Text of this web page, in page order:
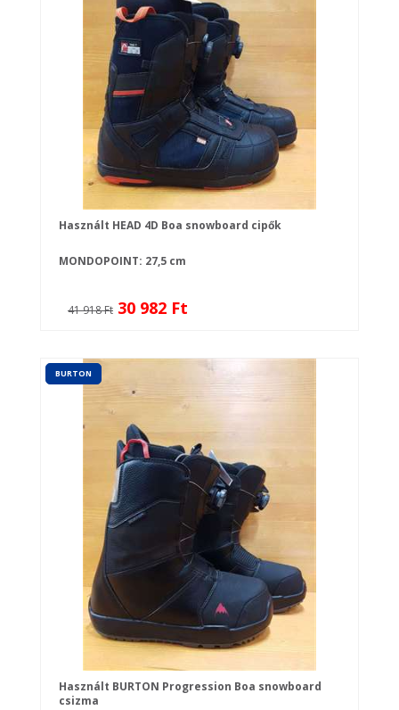
Használt HEAD 4D Boa snowboard cipők
MONDOPOINT: 27,5 cm
41 918 Ft 30 982 Ft
BURTON
Használt BURTON Progression Boa snowboard
csizma